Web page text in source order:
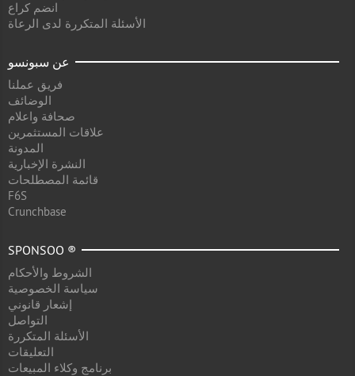
انضم كراع
الأسئلة المتكررة لدى الرعاة
عن سبونسو
فريق عملنا
الوضائف
صحافة واعلام
علاقات المستثمرين
المدونة
النشرة الإخبارية
قائمة المصطلحات
F6S
Crunchbase
SPONSOO ®
الشروط والأحكام
سياسة الخصوصية
إشعار قانوني
التواصل
الأسئلة المتكررة
التعليقات
برنامج وكلاء المبيعات